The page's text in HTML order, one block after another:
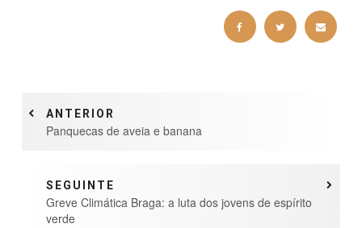
ANTERIOR
Panquecas de aveia e banana
SEGUINTE
Greve Climática Braga: a luta dos jovens de espírito
verde